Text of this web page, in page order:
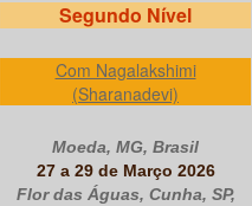
Segundo Nível
Com Nagalakshimi
(Sharanadevi)
Moeda, MG, Brasil
27 a 29 de Março 2026
Flor das Águas, Cunha, SP,